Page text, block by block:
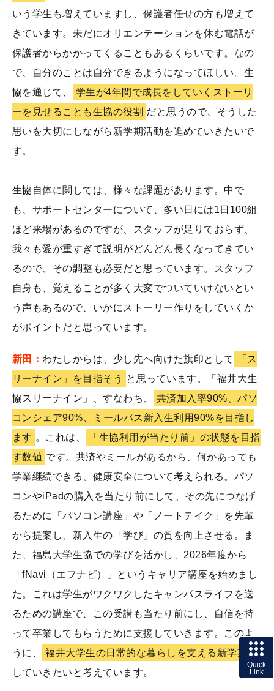
いう学生も増えていますし、保護者任せの方も増えて
きています。未だにオリエンテーションを休む電話が
保護者からかかってくることもあるくらいです。なの
で、自分のことは自分できるようになってほしい。生
協を通じて、
学生が4年間で成長をしていくストーリ
ーを見せることも生協の役割 だと思うので、そうした
思いを大切にしながら新学期活動を進めていきたいで
す。
生協自体に関しては、様々な課題があります。中で
も、サポートセンターについて、多い日には1日100組
ほど来場があるのですが、スタッフが足りておらず、
我々も愛が重すぎて説明がどんどん長くなってきてい
るので、その調整も必要だと思っています。スタッフ
自身も、覚えることが多く大変でついていけないとい
う声もあるので、いかにストーリー作りをしていくか
がポイントだと思っています。
新田： わたしからは、少し先へ向けた旗印として
「ス
リーナイン」を目指そう
と思っています。「福井大生
協スリーナイン」、すなわち、
共済加入率90%、パソ
コンシェア90%、ミールパス新入生利用90%を目指し
ます 。これは、
「生協利用が当たり前」の状態を目指
す数値 です。共済やミールがあるから、何かあっても
学業継続できる、健康安全について考えられる。パソ
コンやiPadの購入を当たり前にして、その先につなげ
るために「パソコン講座」や「ノートテイク」を先輩
から提案し、新入生の「学び」の質を向上させる。ま
た、福島大学生協での学びを活かし、2026年度から
「fNavi（エフナビ）」というキャリア講座を始めまし
た。これは学生がワクワクしたキャンパスライフを送
るための講座で、この受講も当たり前にし、自信を持
って卒業してもらうために支援していきます。このよ
うに、
福井大学生の日常的な暮らしを支える新学期
に
していきたいと考えています。